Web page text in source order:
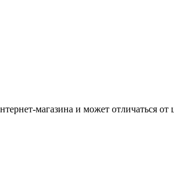
магазина и может отличаться